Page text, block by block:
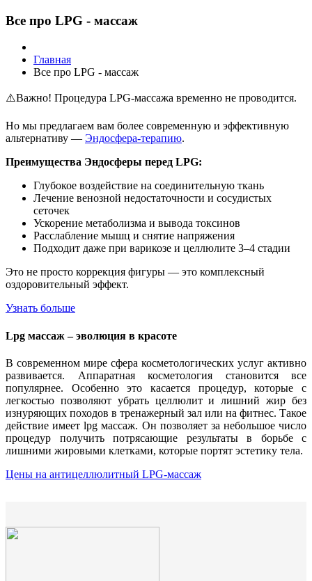
Все про LPG - массаж
Главная
Все про LPG - массаж
⚠️Важно! Процедура LPG-массажа временно не проводится.
Но мы предлагаем вам более современную и эффективную
альтернативу — Эндосфера-терапию.
Преимущества Эндосферы перед LPG:
Глубокое воздействие на соединительную ткань
Лечение венозной недостаточности и сосудистых
сеточек
Ускорение метаболизма и вывода токсинов
Расслабление мышц и снятие напряжения
Подходит даже при варикозе и целлюлите 3–4 стадии
Это не просто коррекция фигуры — это комплексный
оздоровительный эффект.
Узнать больше
Lpg массаж – эволюция в красоте
В современном мире сфера косметологических услуг активно
развивается. Аппаратная косметология становится все
популярнее. Особенно это касается процедур, которые с
легкостью позволяют убрать целлюлит и лишний жир без
изнуряющих походов в тренажерный зал или на фитнес. Такое
действие имеет lpg массаж. Он позволяет за небольшое число
процедур получить потрясающие результаты в борьбе с
лишними жировыми клетками, которые портят эстетику тела.
Цены на антицеллюлитный LPG-массаж